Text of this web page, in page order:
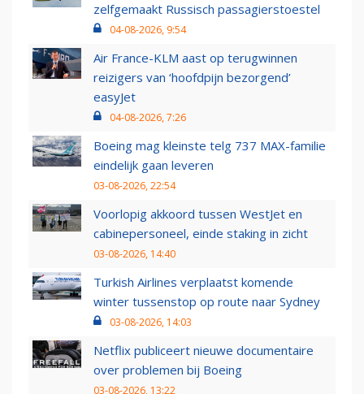
zelfgemaakt Russisch passagierstoestel
04-08-2026, 9:54
Air France-KLM aast op terugwinnen
reizigers van ‘hoofdpijn bezorgend’
easyJet
04-08-2026, 7:26
Boeing mag kleinste telg 737 MAX-familie
eindelijk gaan leveren
03-08-2026, 22:54
Voorlopig akkoord tussen WestJet en
cabinepersoneel, einde staking in zicht
03-08-2026, 14:40
Turkish Airlines verplaatst komende
winter tussenstop op route naar Sydney
03-08-2026, 14:03
Netflix publiceert nieuwe documentaire
over problemen bij Boeing
03-08-2026, 13:22